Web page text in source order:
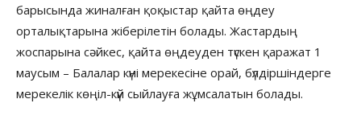
барысында жиналған қоқыстар қайта өңдеу
орталықтарына жіберілетін болады. Жастардың
жоспарына сәйкес, қайта өңдеуден түскен қаражат 1
маусым – Балалар күні мерекесіне орай, бүлдіршіндерге
мерекелік көңіл-күй сыйлауға жұмсалатын болады.